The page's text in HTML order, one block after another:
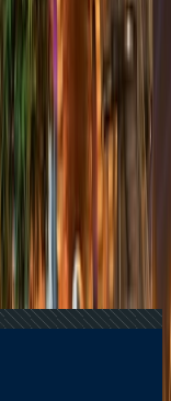
10 Trucos Para
enamorarte de
Glòries | Tiendas,
Tu Oasis De
Mar: Comercios,
en Barcelona: